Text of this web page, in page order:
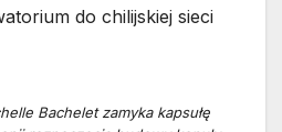
do chilijskiej sieci
Bachelet zamyka kapsułę